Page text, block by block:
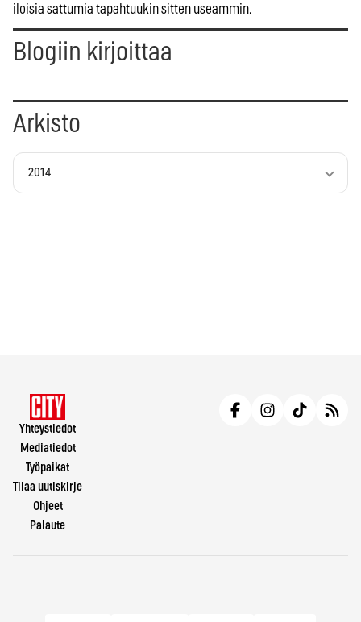
iloisia sattumia tapahtuukin sitten useammin.
Blogiin kirjoittaa
Arkisto
2014
Yhteystiedot
Mediatiedot
Työpaikat
Tilaa uutiskirje
Ohjeet
Palaute